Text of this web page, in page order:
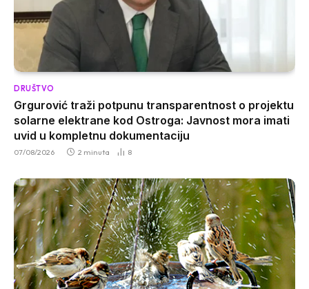
DRUŠTVO
Grgurović traži potpunu transparentnost o projektu
solarne elektrane kod Ostroga: Javnost mora imati
uvid u kompletnu dokumentaciju
07/08/2026 2 minuta 8